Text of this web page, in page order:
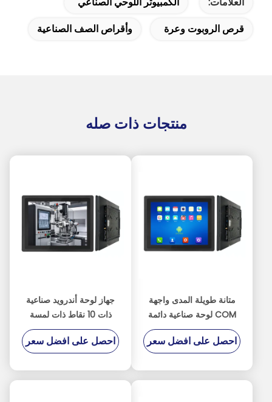
قرص الروبوت وعرة
وأقراص الصف الصناعية
منتجات ذات صله
متانة طويلة المدى واجهة
COM لوحة صناعية دائمة
مع معالج RK3568
احصل على افضل سعر
جهاز لوحة أندرويد صناعية
ذات 10 نقاط ذات لمسة
سعة مجهزة بمعالج
RK3568 واتصالات RS485
احصل على افضل سعر